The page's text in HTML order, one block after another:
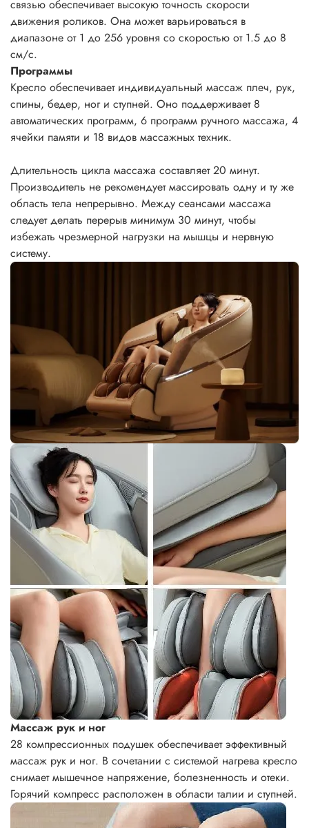
связью обеспечивает высокую точность скорости
движения роликов. Она может варьироваться в
диапазоне от 1 до 256 уровня со скоростью от 1.5 до 8
см/с.
Программы
Кресло обеспечивает индивидуальный массаж плеч, рук,
спины, бедер, ног и ступней. Оно поддерживает 8
автоматических программ, 6 программ ручного массажа, 4
ячейки памяти и 18 видов массажных техник.
Длительность цикла массажа составляет 20 минут.
Производитель не рекомендует массировать одну и ту же
область тела непрерывно. Между сеансами массажа
следует делать перерыв минимум 30 минут, чтобы
избежать чрезмерной нагрузки на мышцы и нервную
систему.
Массаж рук и ног
28 компрессионных подушек обеспечивает эффективный
массаж рук и ног. В сочетании с системой нагрева кресло
снимает мышечное напряжение, болезненность и отеки.
Горячий компресс расположен в области талии и ступней.